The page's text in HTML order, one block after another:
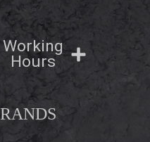
Working
Hours